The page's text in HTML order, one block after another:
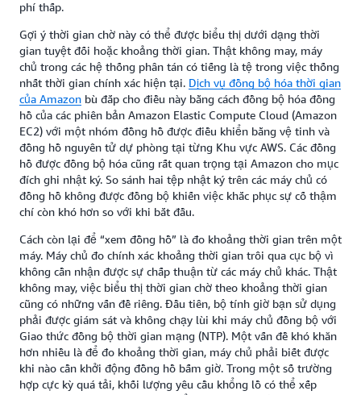
phí thấp.
Gợi ý thời gian chờ này có thể được biểu thị dưới dạng thời
gian tuyệt đối hoặc khoảng thời gian. Thật không may, máy
chủ trong các hệ thống phân tán có tiếng là tệ trong việc thống
nhất thời gian chính xác hiện tại. Dịch vụ đồng bộ hóa thời gian
của Amazon bù đắp cho điều này bằng cách đồng bộ hóa đồng
hồ của các phiên bản Amazon Elastic Compute Cloud (Amazon
EC2) với một nhóm đồng hồ được điều khiển bằng vệ tinh và
đồng hồ nguyên tử dự phòng tại từng Khu vực AWS. Các đồng
hồ được đồng bộ hóa cũng rất quan trọng tại Amazon cho mục
đích ghi nhật ký. So sánh hai tệp nhật ký trên các máy chủ có
đồng hồ không được đồng bộ khiến việc khắc phục sự cố thậm
chí còn khó hơn so với khi bắt đầu.
Cách còn lại để “xem đồng hồ” là đo khoảng thời gian trên một
máy. Máy chủ đo chính xác khoảng thời gian trôi qua cục bộ vì
không cần nhận được sự chấp thuận từ các máy chủ khác. Thật
không may, việc biểu thị thời gian chờ theo khoảng thời gian
cũng có những vấn đề riêng. Đầu tiên, bộ tính giờ bạn sử dụng
phải được giám sát và không chạy lùi khi máy chủ đồng bộ với
Giao thức đồng bộ thời gian mạng (NTP). Một vấn đề khó khăn
hơn nhiều là để đo khoảng thời gian, máy chủ phải biết được
khi nào cần khởi động đồng hồ bấm giờ. Trong một số trường
hợp cực kỳ quá tải, khối lượng yêu cầu khổng lồ có thể xếp